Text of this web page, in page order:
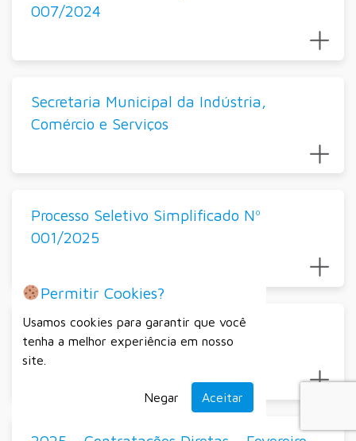
007/2024
Secretaria Municipal da Indústria,
Comércio e Serviços
Processo Seletivo Simplificado Nº
001/2025
2025 – Contratações Diretas Lei
14.133/2021
Permitir Cookies?
Usamos cookies para garantir que você
tenha a melhor experiência em nosso
site.
Negar Aceitar